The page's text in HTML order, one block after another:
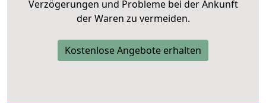
Verzögerungen und Probleme bei der Ankunft
der Waren zu vermeiden.
Kostenlose Angebote erhalten